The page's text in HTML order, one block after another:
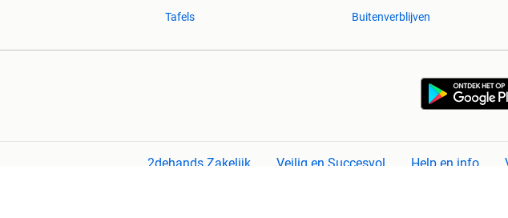
Tafels
Buitenverblijven
2dehands Zakelijk Veilig en Succesvol Help en info